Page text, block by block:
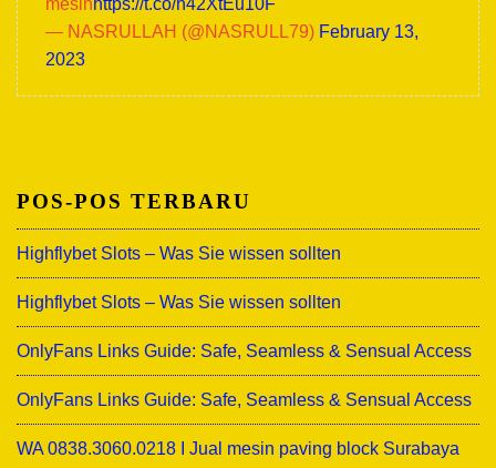
mesinhttps://t.co/h42XtEu10F
— NASRULLAH (@NASRULL79) February 13,
2023
POS-POS TERBARU
Highflybet Slots – Was Sie wissen sollten
Highflybet Slots – Was Sie wissen sollten
OnlyFans Links Guide: Safe, Seamless & Sensual Access
OnlyFans Links Guide: Safe, Seamless & Sensual Access
WA 0838.3060.0218 I Jual mesin paving block Surabaya